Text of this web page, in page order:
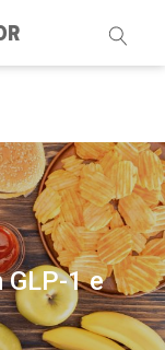
1 e